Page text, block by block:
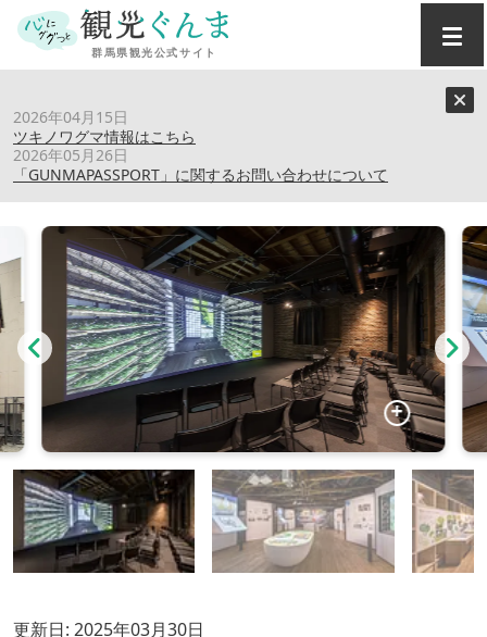
2026年04月15日
ツキノワグマ情報はこちら
2026年05月26日
「GUNMAPASSPORT」に関するお問い合わせについて
群馬県立世界遺産センター「セカイト」
更新日: 2025年03月30日